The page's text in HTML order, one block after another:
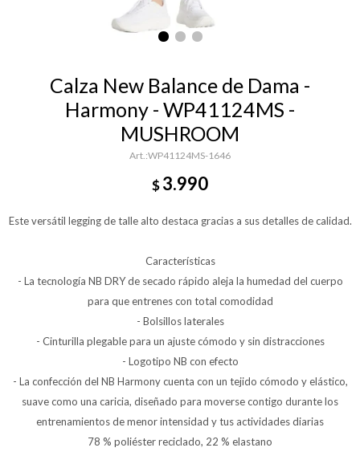
Calza New Balance de Dama -
Harmony - WP41124MS -
MUSHROOM
WP41124MS-1646
$3.990
Este versátil legging de talle alto destaca gracias a sus detalles de calidad.
Características
- La tecnología NB DRY de secado rápido aleja la humedad del cuerpo
para que entrenes con total comodidad
- Bolsillos laterales
- Cinturilla plegable para un ajuste cómodo y sin distracciones
- Logotipo NB con efecto
- La confección del NB Harmony cuenta con un tejido cómodo y elástico,
suave como una caricia, diseñado para moverse contigo durante los
entrenamientos de menor intensidad y tus actividades diarias
78 % poliéster reciclado, 22 % elastano